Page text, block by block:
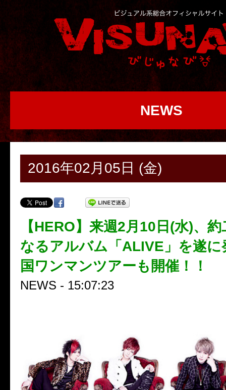
NEWS
2016年02月05日 (金)
【HERO】来週2月10日(水)、
なるアルバム「ALIVE」を遂に
国ワンマンツアーも開催！！
NEWS - 15:07:23